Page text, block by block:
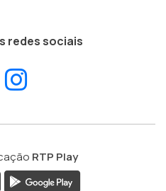
redes sociais
Facebook
RTP Play